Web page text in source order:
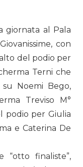
giornata al Pala
con
del podio per
Terni che
Noemi Bego,
Treviso M°
podio per Giulia
e Caterina De
“otto finaliste”,